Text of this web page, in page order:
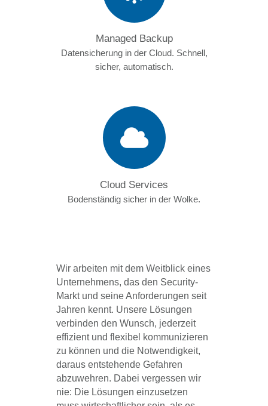
Managed Backup
Datensicherung in der Cloud. Schnell,
sicher, automatisch.
Cloud Services
Bodenständig sicher in der Wolke.
Wir arbeiten mit dem Weitblick eines
Unternehmens, das den Security-
Markt und seine Anforderungen seit
Jahren kennt. Unsere Lösungen
verbinden den Wunsch, jederzeit
effizient und flexibel kommunizieren
zu können und die Notwendigkeit,
daraus entstehende Gefahren
abzuwehren. Dabei vergessen wir
nie: Die Lösungen einzusetzen